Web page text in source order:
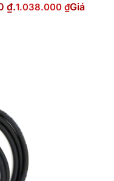
₫.1.038.000 ₫Giá